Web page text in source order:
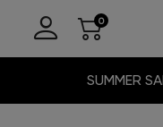
SUMMER